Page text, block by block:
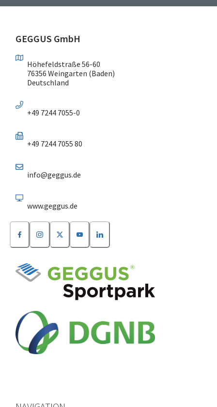
GEGGUS GmbH
Höhefeldstraße 56-60
76356 Weingarten (Baden)
Deutschland
+49 7244 7055-0
+49 7244 7055 80
info@geggus.de
www.geggus.de